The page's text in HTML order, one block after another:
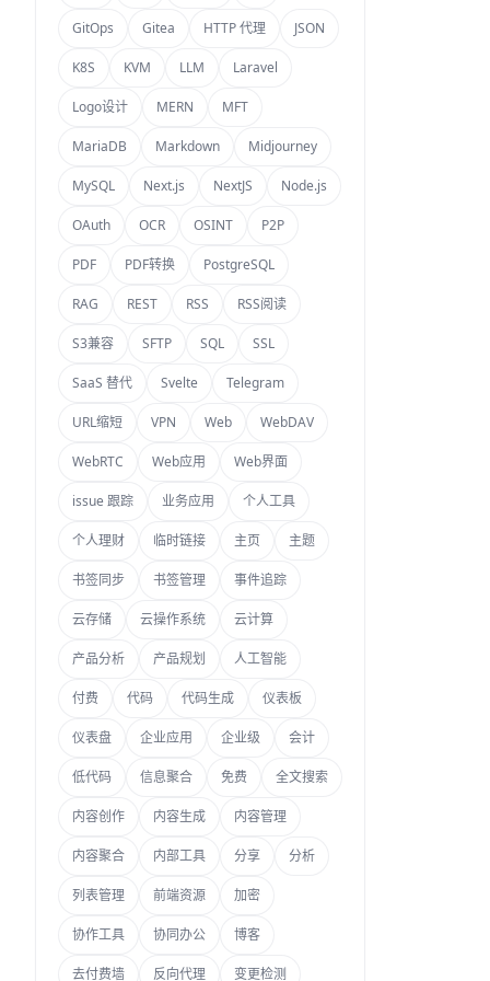
GitOps Gitea HTTP 代理 JSON
K8S KVM LLM Laravel
Logo设计 MERN MFT
MariaDB Markdown Midjourney
MySQL Next.js NextJS Node.js
OAuth OCR OSINT P2P
PDF PDF转换 PostgreSQL
RAG REST RSS RSS阅读
S3兼容 SFTP SQL SSL
SaaS 替代 Svelte Telegram
URL缩短 VPN Web WebDAV
WebRTC Web应用 Web界面
issue 跟踪 业务应用 个人工具
个人理财 临时链接 主页 主题
书签同步 书签管理 事件追踪
云存储 云操作系统 云计算
产品分析 产品规划 人工智能
付费 代码 代码生成 仪表板
仪表盘 企业应用 企业级 会计
低代码 信息聚合 免费 全文搜索
内容创作 内容生成 内容管理
内容聚合 内部工具 分享 分析
列表管理 前端资源 加密
协作工具 协同办公 博客
去付费墙 反向代理 变更检测